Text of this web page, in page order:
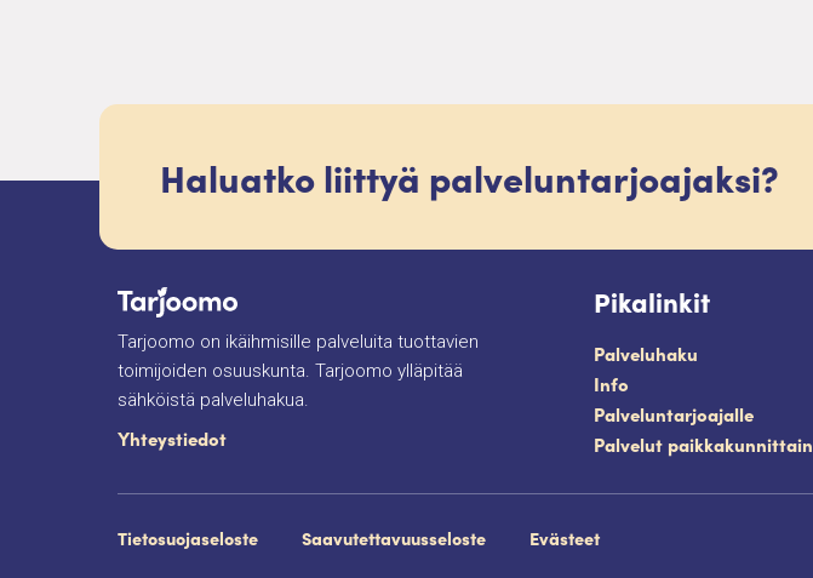
Haluatko liittyä palveluntarjoajaksi?
Tarjoomo on ikäihmisille palveluita tuottavien
toimijoiden osuuskunta. Tarjoomo ylläpitää
sähköistä palveluhakua.
Yhteystiedot
Pikalinkit
Palveluhaku
Info
Palveluntarjoajalle
Palvelut paikkakunnittain
Tietosuojaseloste Saavutettavuusseloste Evästeet